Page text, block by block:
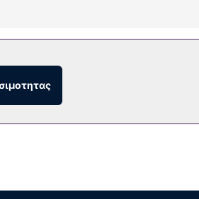
lounge. Εναλλακτικά, μείνετε μέσα και